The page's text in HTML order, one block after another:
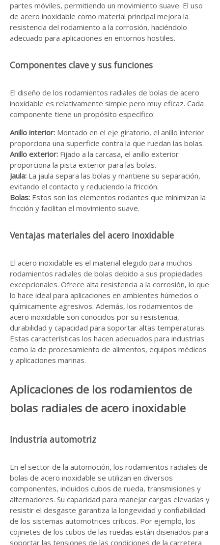
partes móviles, permitiendo un movimiento suave. El uso
de acero inoxidable como material principal mejora la
resistencia del rodamiento a la corrosión, haciéndolo
adecuado para aplicaciones en entornos hostiles.
Componentes clave y sus funciones
El diseño de los rodamientos radiales de bolas de acero
inoxidable es relativamente simple pero muy eficaz. Cada
componente tiene un propósito específico:
Anillo interior: Montado en el eje giratorio, el anillo interior
proporciona una superficie contra la que ruedan las bolas.
Anillo exterior: Fijado a la carcasa, el anillo exterior
proporciona la pista exterior para las bolas.
Jaula: La jaula separa las bolas y mantiene su separación,
evitando el contacto y reduciendo la fricción.
Bolas: Estos son los elementos rodantes que minimizan la
fricción y facilitan el movimiento suave.
Ventajas materiales del acero inoxidable
El acero inoxidable es el material elegido para muchos
rodamientos radiales de bolas debido a sus propiedades
excepcionales. Ofrece alta resistencia a la corrosión, lo que
lo hace ideal para aplicaciones en ambientes húmedos o
químicamente agresivos. Además, los rodamientos de
acero inoxidable son conocidos por su resistencia,
durabilidad y capacidad para soportar altas temperaturas.
Estas características los hacen adecuados para industrias
como la de procesamiento de alimentos, equipos médicos
y aplicaciones marinas.
Aplicaciones de los rodamientos de
bolas radiales de acero inoxidable
Industria automotriz
En el sector de la automoción, los rodamientos radiales de
bolas de acero inoxidable se utilizan en diversos
componentes, incluidos cubos de rueda, transmisiones y
alternadores. Su capacidad para manejar cargas elevadas y
resistir el desgaste garantiza la longevidad y confiabilidad
de los sistemas automotrices críticos. Por ejemplo, los
cojinetes de los cubos de las ruedas están diseñados para
soportar las tensiones de las condiciones de la carretera